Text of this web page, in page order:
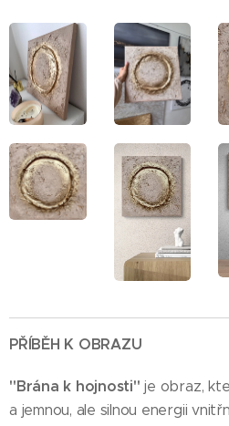
PŘÍBĚH K OBRAZU
"Brána k hojnosti" je obraz,
a jemnou, ale silnou energii